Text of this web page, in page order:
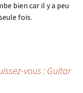
bien car il y a peu
fois.
vous : Guitar